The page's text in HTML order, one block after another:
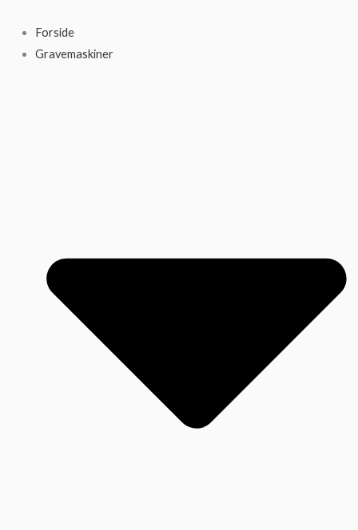
indholdet
Forside
Gravemaskiner